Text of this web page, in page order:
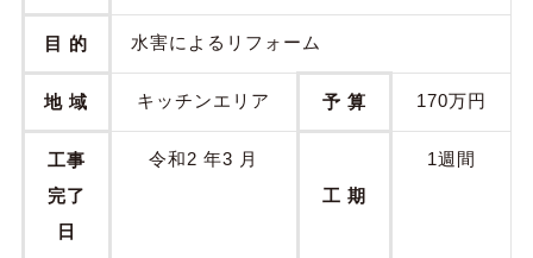
目 的 水害によるリフォーム
地 域 キッチンエリア 予 算 170万円
工事
完了
日
令和2 年3 月
工 期
1週間